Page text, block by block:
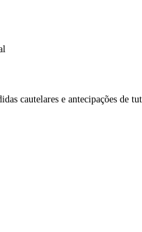
cautelares e antecipações de